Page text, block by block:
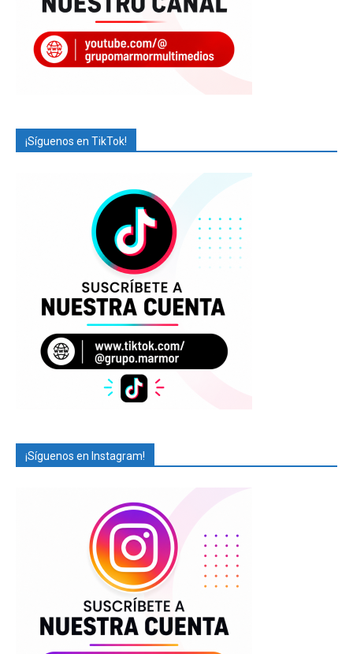
¡Síguenos en TikTok!
¡Síguenos en Instagram!